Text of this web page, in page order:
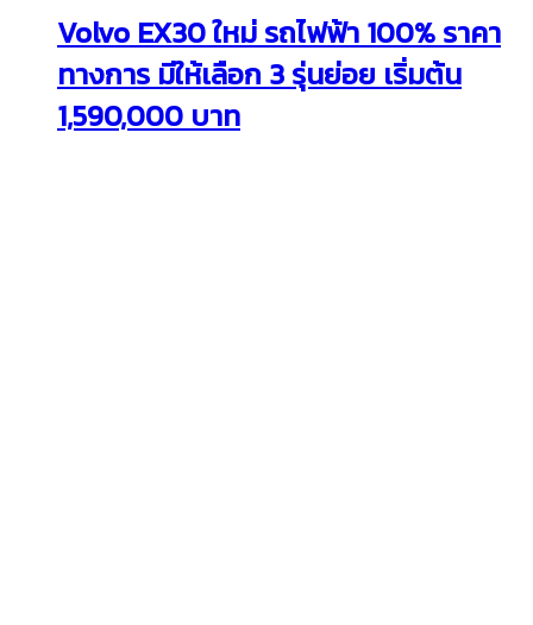
Volvo EX30 ใหม่ รถไฟฟ้า 100% ราคา
ทางการ มีให้เลือก 3 รุ่นย่อย เริ่มต้น
1,590,000 บาท